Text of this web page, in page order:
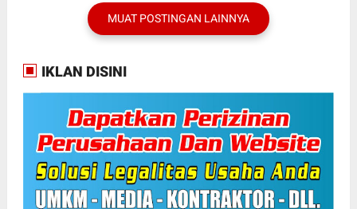
MUAT POSTINGAN LAINNYA
IKLAN DISINI